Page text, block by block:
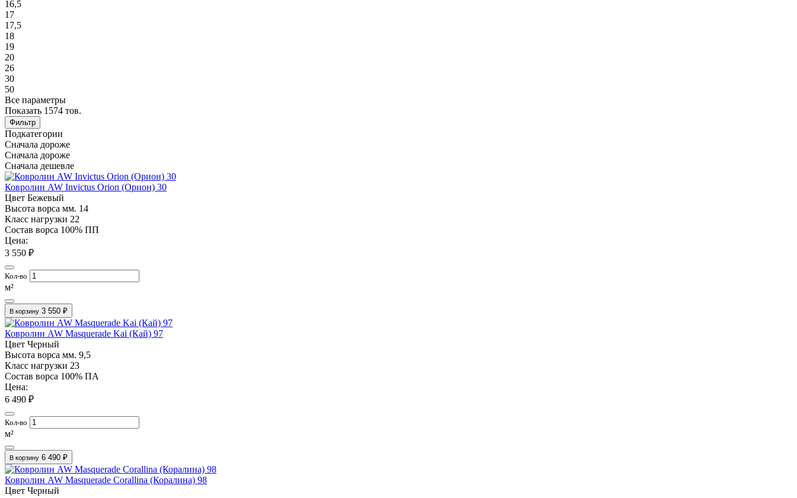
16,5
17
17,5
18
19
20
26
30
50
Все параметры
Показать 1574 тов.
Фильтр
Подкатегории
Сначала дороже
Сначала дороже
Сначала дешевле
Ковролин AW Invictus Orion (Орион) 30
Цвет Бежевый
Высота ворса мм. 14
Класс нагрузки 22
Состав ворса 100% ПП
Цена:
3 550 ₽
Кол-во
м²
В корзину 3 550 ₽
Ковролин AW Masquerade Kai (Кай) 97
Цвет Черный
Высота ворса мм. 9,5
Класс нагрузки 23
Состав ворса 100% ПА
Цена:
6 490 ₽
Кол-во
м²
В корзину 6 490 ₽
Ковролин AW Masquerade Corallina (Коралина) 98
Цвет Черный